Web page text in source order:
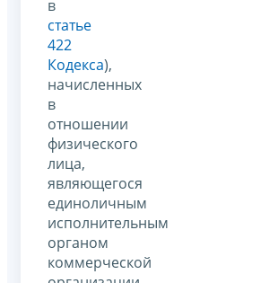
в
статье
422
Кодекса),
начисленных
в
отношении
физического
лица,
являющегося
единоличным
исполнительным
органом
коммерческой